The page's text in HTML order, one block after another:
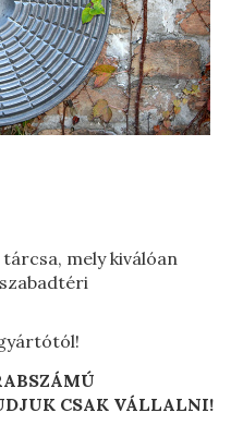
560 mm
mely kiválóan
CSAK VÁLLALNI!